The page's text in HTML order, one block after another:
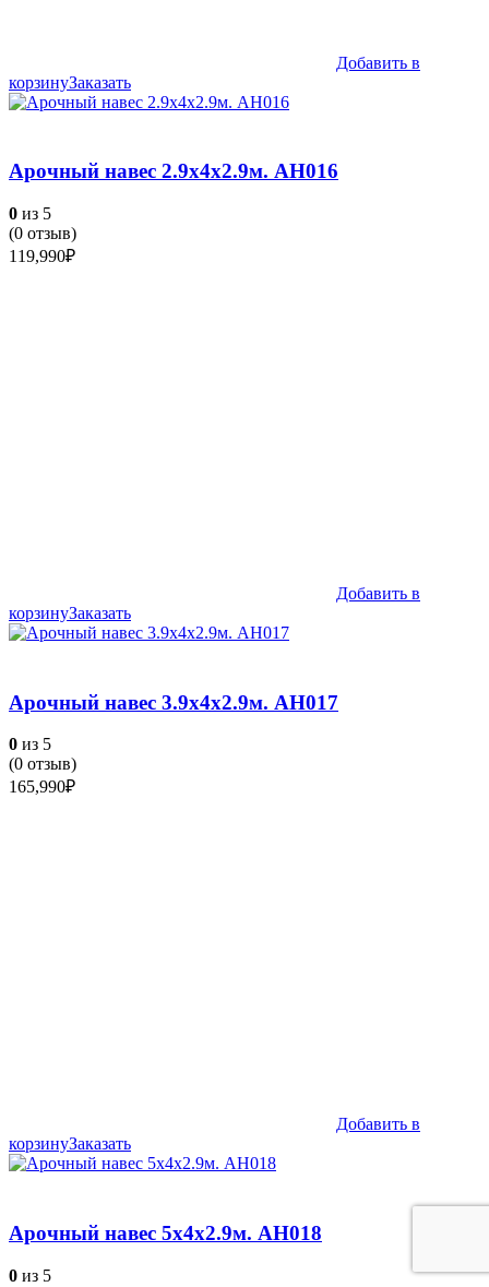
Добавить в
корзинуЗаказать
Арочный навес 2.9х4х2.9м. АН016
0 из 5
(0 отзыв)
119,990₽
Добавить в
корзинуЗаказать
Арочный навес 3.9х4х2.9м. АН017
0 из 5
(0 отзыв)
165,990₽
Добавить в
корзинуЗаказать
Арочный навес 5х4х2.9м. АН018
0 из 5